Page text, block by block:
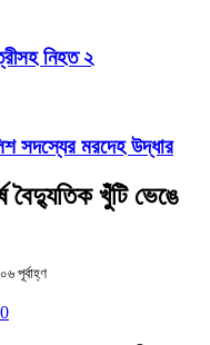
নিহত ২
সদস্যের মরদেহ উদ্ধার
বৈদ্যুতিক খুঁটি ভেঙে
পূর্বাহ্ণ
0